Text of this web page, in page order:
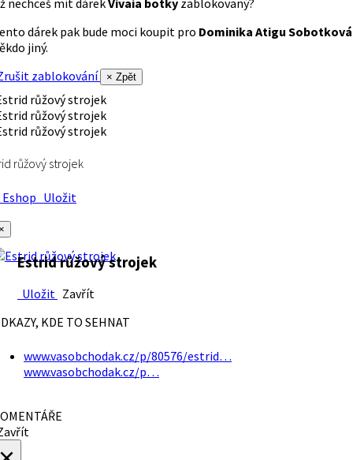
dárek pak bude moci koupit pro Dominika Atigu Sobotková
jiný.
zablokování
× Zpět
růžový strojek
Uložit
Estrid růžový strojek
Uložit Zavřít
KDE TO SEHNAT
www.vasobchodak.cz/p/80576/estrid…
www.vasobchodak.cz/p…